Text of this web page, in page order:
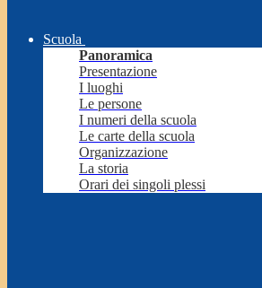
Scuola
Panoramica
Presentazione
I luoghi
Le persone
I numeri della scuola
Le carte della scuola
Organizzazione
La storia
Orari dei singoli plessi